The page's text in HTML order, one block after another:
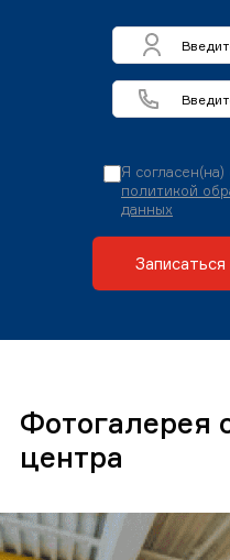
Я согласен(на)
политикой
данных
Фотогалерея
центра